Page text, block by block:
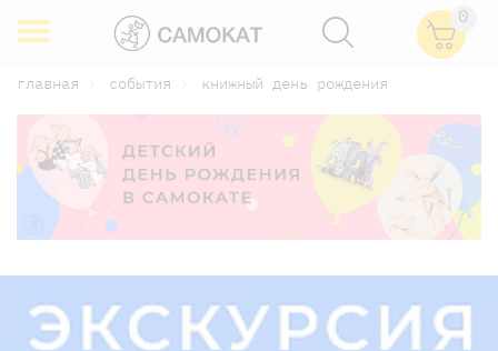
0
главная события книжный день рождения